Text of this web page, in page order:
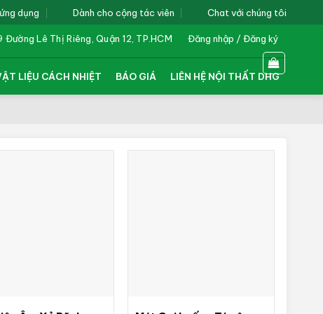
dụng Dành cho cộng tác viên Chat với chúng tôi
Đường Lê Thị Riêng, Quận 12, TP.HCM Đăng nhập / Đăng ký
LIỆU CÁCH NHIỆT BÁO GIÁ LIÊN HỆ NỘI THẤT DHG